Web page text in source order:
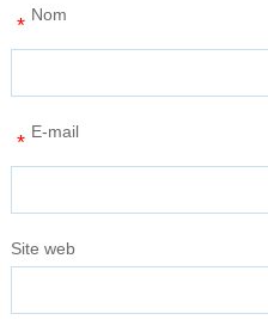
Nom
*
E-mail
*
Site web